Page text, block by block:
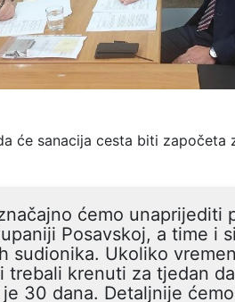
će sanacija cesta biti započeta
ćemo unaprijediti
Posavskoj, a time i
sudionika. Ukoliko
trebali krenuti za tjedan
30 dana. Detaljnije